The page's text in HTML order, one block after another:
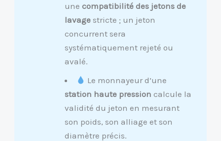
une compatibilité des jetons de
lavagestricte ; un jeton
concurrent sera
systématiquement rejeté ou
avalé.
Le monnayeur d’une
station haute pression calcule la
validité du jeton en mesurant
son poids, son alliage et son
diamètre précis.